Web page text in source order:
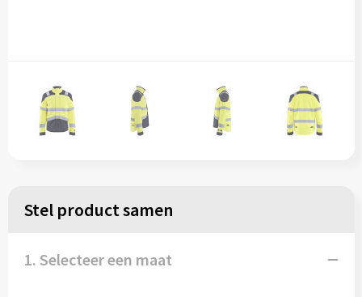
Stel product samen
1. Selecteer een maat